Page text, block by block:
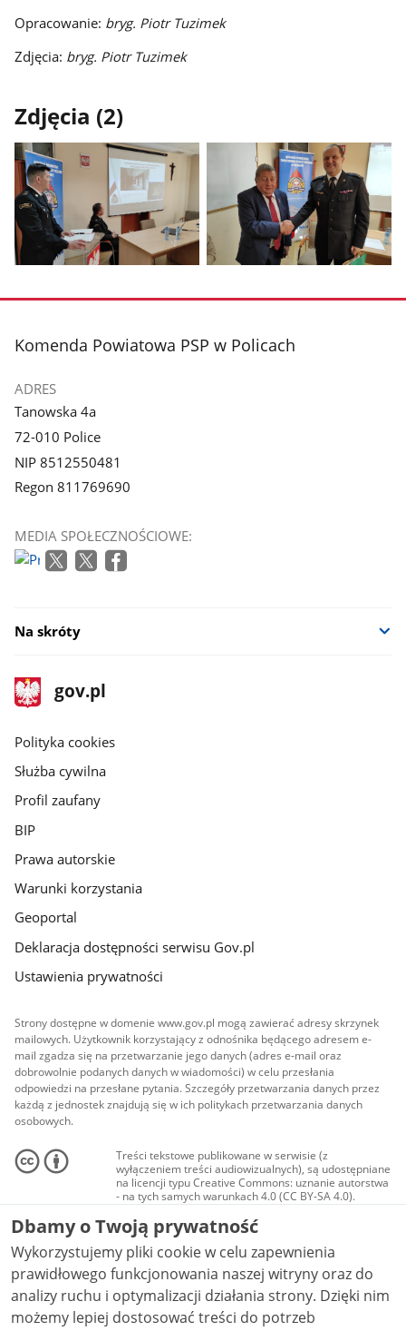
Opracowanie: bryg. Piotr Tuzimek
Zdjęcia: bryg. Piotr Tuzimek
Zdjęcia (2)
zdjęcie
galerii.
zdjęcie
galerii.
stopka
Komenda Powiatowa PSP w Policach
ADRES
Tanowska 4a
72-010 Police
NIP 8512550481
Regon 811769690
MEDIA SPOŁECZNOŚCIOWE:
Na skróty
stopka
gov.pl
Strona
gov.pl
gov.pl
Polityka cookies
Służba cywilna
Profil zaufany
BIP
Prawa autorskie
Warunki korzystania
Geoportal
Deklaracja dostępności serwisu Gov.pl
Ustawienia prywatności
Strony dostępne w domenie www.gov.pl mogą zawierać adresy skrzynek
mailowych. Użytkownik korzystający z odnośnika będącego adresem e-
mail zgadza się na przetwarzanie jego danych (adres e-mail oraz
dobrowolnie podanych danych w wiadomości) w celu przesłania
odpowiedzi na przesłane pytania. Szczegóły przetwarzania danych przez
każdą z jednostek znajdują się w ich politykach przetwarzania danych
osobowych.
Treści tekstowe publikowane w serwisie (z
wyłączeniem treści audiowizualnych), są udostępniane
na licencji typu Creative Commons: uznanie autorstwa
- na tych samych warunkach 4.0 (CC BY-SA 4.0).
Materiały audiowizualne, w tym zdjęcia, materiały
audio i wideo, są udostępniane na licencji typu
Creative Commons: uznanie autorstwa użycie
niekomercyjne - bez utworów zależnych 4.0 (CC BY-
NC-ND 4.0), o ile nie jest to stwierdzone inaczej.
Dbamy o Twoją prywatność
Wykorzystujemy pliki cookie w celu zapewnienia
prawidłowego funkcjonowania naszej witryny oraz do
analizy ruchu i optymalizacji działania strony. Dzięki nim
możemy lepiej dostosować treści do potrzeb